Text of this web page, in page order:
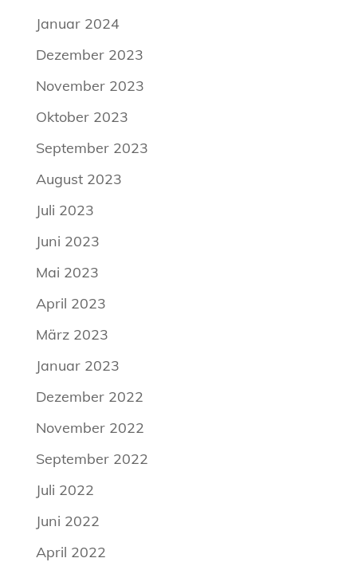
Januar 2024
Dezember 2023
November 2023
Oktober 2023
September 2023
August 2023
Juli 2023
Juni 2023
Mai 2023
April 2023
März 2023
Januar 2023
Dezember 2022
November 2022
September 2022
Juli 2022
Juni 2022
April 2022